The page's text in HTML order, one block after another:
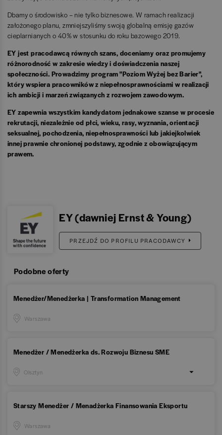
Dbamy o środowisko – nie tylko biznesowe. W ramach realizacji
założonego planu, zmniejszyliśmy swoją globalną emisję gazów
cieplarnianych o 40% w stosunku do roku bazowego 2019.
EY jest pracodawcą równych szans, doceniamy oraz promujemy
różnorodność w zakresie wiedzy i doświadczenia naszej
społeczności. Prowadzimy program "Poziom Wyżej bez Barier",
który wspiera pracowników z niepełnosprawnościami w realizacji
ich ambicji i marzeń związanych z rozwojem zawodowym.
EY zapewnia wszystkim kandydatom jednakowe szanse w procesie
rekrutacji, niezależnie od płci, wieku, rasy, wyznania, orientacji
seksualnej, pochodzenia, niepełnosprawności lub jakiejkolwiek
innej prawnie chronionej podstawy, zgodnie z obowiązującym
prawem.
EY (dawniej Ernst & Young)
PRZEJDŹ DO PROFILU PRACODAWCY
Podobne oferty
Menedżer/Menedżerka | Transformation Management
Warszawa
Menedżer / Menedżerka ds. Rozwoju Biznesu SME
Olsztyn
Starszy Menedżer / Menadżerka Finansowania Eksportu
Warszawa